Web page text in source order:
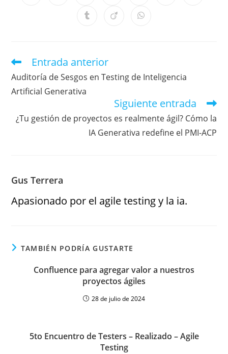
Entrada anterior
Auditoría de Sesgos en Testing de Inteligencia
Artificial Generativa
Siguiente entrada
¿Tu gestión de proyectos es realmente ágil? Cómo la
IA Generativa redefine el PMI-ACP
Gus Terrera
Apasionado por el agile testing y la ia.
TAMBIÉN PODRÍA GUSTARTE
Confluence para agregar valor a nuestros
proyectos ágiles
28 de julio de 2024
5to Encuentro de Testers – Realizado – Agile
Testing